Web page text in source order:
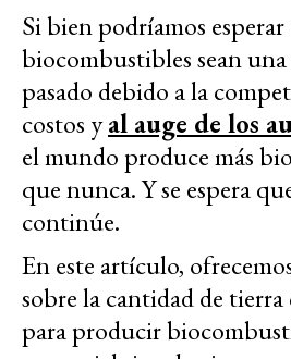
Si bien podríamos
biocombustibles sean
pasado debido a la
costos yal auge de los
el mundo produce más
que nunca. Y se espera
continúe.
En este artículo,
sobre la cantidad de
para producir